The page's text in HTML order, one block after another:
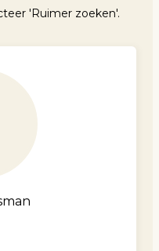
'Ruimer zoeken'.